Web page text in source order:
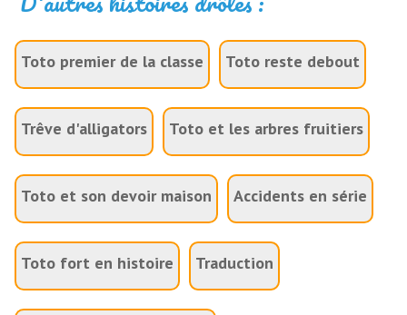
Toto premier de la classe Toto reste debout
Trêve d'alligators Toto et les arbres fruitiers
Toto et son devoir maison Accidents en série
Toto fort en histoire Traduction